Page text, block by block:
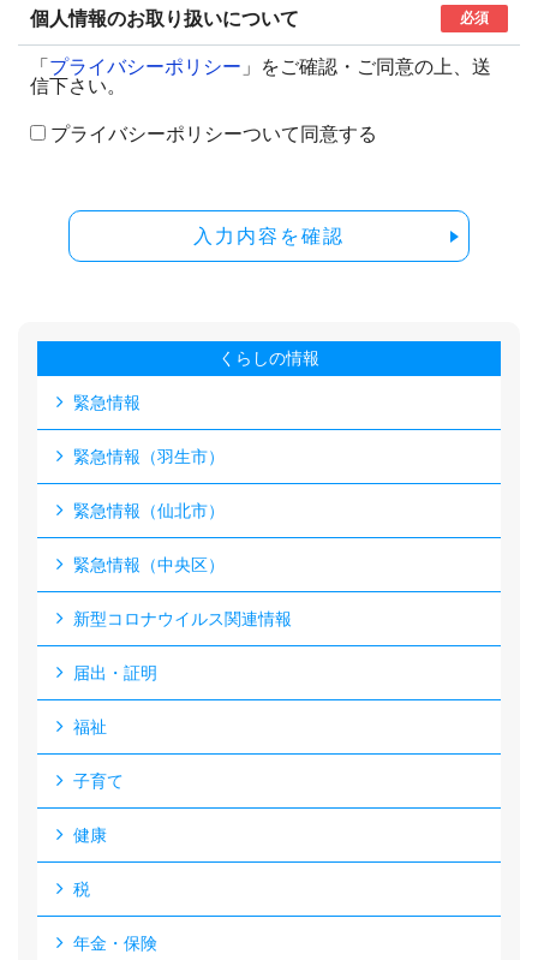
個人情報のお取り扱いについて 必須
「 プライバシーポリシー 」をご確認・ご同意の上、送
信下さい。
プライバシーポリシーついて同意する
入力内容を確認
くらしの情報
緊急情報
緊急情報（羽生市）
緊急情報（仙北市）
緊急情報（中央区）
新型コロナウイルス関連情報
届出・証明
福祉
子育て
健康
税
年金・保険